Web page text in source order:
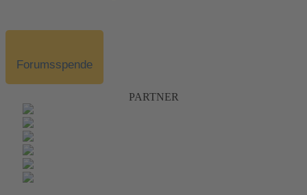
Forumsspende
PARTNER